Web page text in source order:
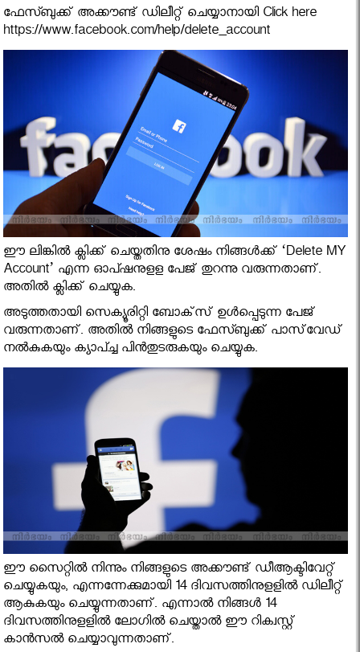
ഫേസ്ബുക്ക് അക്കൗണ്ട് ഡിലീറ്റ് ചെയ്യാനായി Click here
https://www.facebook.com/help/delete_account
ഈ ലിങ്കില്‍ ക്ലിക്ക് ചെയ്തതിനു ശേഷം നിങ്ങള്‍ക്ക് ‘Delete MY
Account’ എന്ന ഓപ്ഷനുളള പേജ് തുറന്നു വരുന്നതാണ്.
അതില്‍ ക്ലിക്ക് ചെയ്യുക.
അടുത്തതായി സെക്യൂരിറ്റി ബോക്‌സ് ഉള്‍പ്പെടുന്ന പേജ്
വരുന്നതാണ്. അതില്‍ നിങ്ങളുടെ ഫേസ്ബുക്ക് പാസ്‌വേഡ്
നല്‍കുകയും ക്യാപ്ച്ച പിന്‍തുടരുകയും ചെയ്യുക.
ഈ സൈറ്റില്‍ നിന്നും നിങ്ങളുടെ അക്കൗണ്ട് ഡീആക്ടിവേറ്റ്
ചെയ്യുകയും, എന്നന്നേക്കുമായി 14 ദിവസത്തിനുളളില്‍ ഡിലീറ്റ്
ആകുകയും ചെയ്യുന്നതാണ്. എന്നാല്‍ നിങ്ങള്‍ 14
ദിവസത്തിനുളളില്‍ ലോഗില്‍ ചെയ്താല്‍ ഈ റിക്വസ്റ്റ്
കാന്‍സല്‍ ചെയ്യാവുന്നതാണ്.